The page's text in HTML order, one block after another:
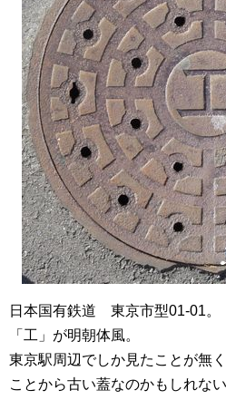
日本国有鉄道 東京市型01-01。
「工」が明朝体風。
東京駅周辺でしか見たことが無
ことから古い蓋なのかもしれない